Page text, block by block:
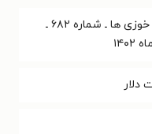
روزنامه سراسری خوزی ها ـ شماره ۶۸۲ ـ